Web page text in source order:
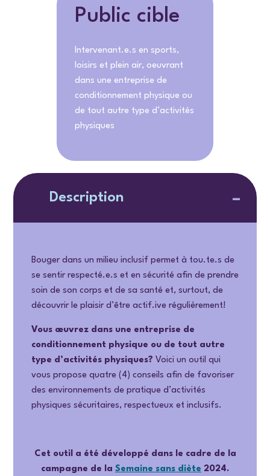
Public cible
Intervenant.e.s en sports,
loisirs et plein air, oeuvrant
dans une entreprise de
conditionnement physique ou
de tout autre type d’activités
physiques
Description
Bouger dans un milieu inclusif permet à tou.te.s de
se sentir respecté.e.s et en sécurité afin de prendre
soin de son corps et de sa santé et, surtout, de
découvrir le plaisir d’être actif.ive régulièrement!
Vous œuvrez dans une entreprise de
conditionnement physique ou de tout autre
type d’activités physiques? Voici un outil qui
vous propose quatre (4) conseils afin de favoriser
des environnements de pratique d’activités
physiques sécuritaires, respectueux et inclusifs.
Cet outil a été développé dans le cadre de la
campagne de la Semaine sans diète 2024.